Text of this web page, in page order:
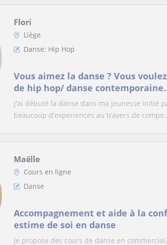
Flori
Liège
Danse: Hip Hop
Vous aimez la danse ? Vous
de hip hop/ danse
J'ai débuté la danse dans ma jeunesse initié
beaucoup d'experiences au travers de
Maëlle
Cours en ligne
Danse
Accompagnement et aide à la
estime de soi en danse
Je propose des cours de danse en